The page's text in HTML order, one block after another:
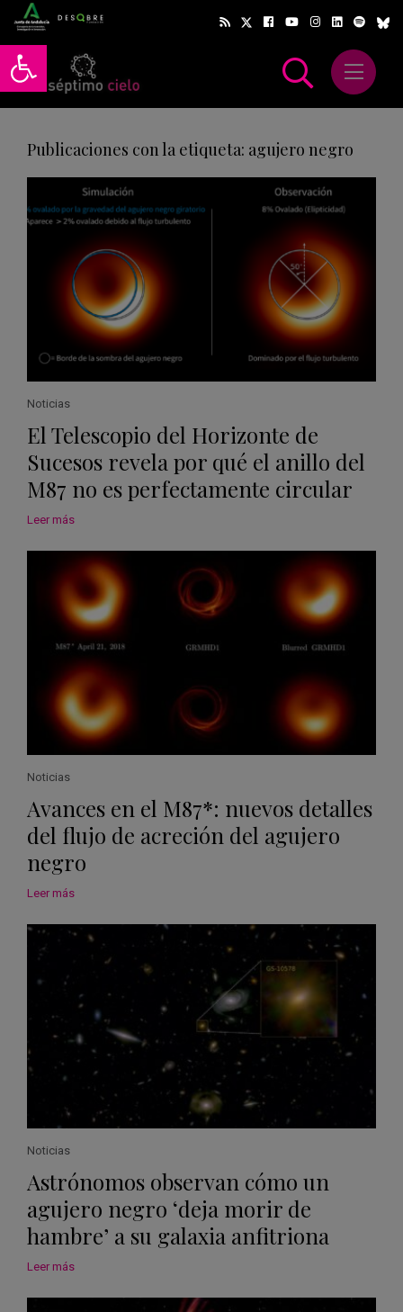
Abrir barra de herramientas
Abrir
Publicaciones con la etiqueta: agujero negro
Noticias
El Telescopio del Horizonte de
Sucesos revela por qué el anillo del
M87 no es perfectamente circular
Leer más
Noticias
Avances en el M87*: nuevos detalles
del flujo de acreción del agujero
negro
Leer más
Noticias
Astrónomos observan cómo un
agujero negro ‘deja morir de
hambre’ a su galaxia anfitriona
Leer más